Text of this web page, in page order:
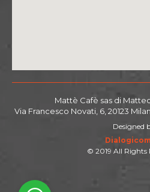
Mattè Cafè sas di
Via Francesco Novati, 6, 20123
Designed
© 2019 All Rights